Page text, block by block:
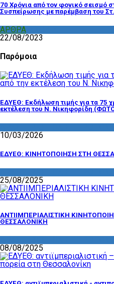
70 Χρόνια από τον φονικό σεισμό
Συσπείρωσης με παρέμβαση του
ΑΡΘΡΑ
22/08/2023
Παρόμοια
ΕΔΥΕΘ: Εκδήλωση τιμής για τα 75
εκτέλεση του Ν. Νικηφορίδη
10/03/2026
ΕΔΥΕΘ: ΚΙΝΗΤΟΠΟΙΗΣΗ ΣΤΗ
25/08/2025
ΑΝΤΙΙΜΠΕΡΙΑΛΙΣΤΙΚΗ
ΘΕΣΣΑΛΟΝΙΚΗ
08/08/2025